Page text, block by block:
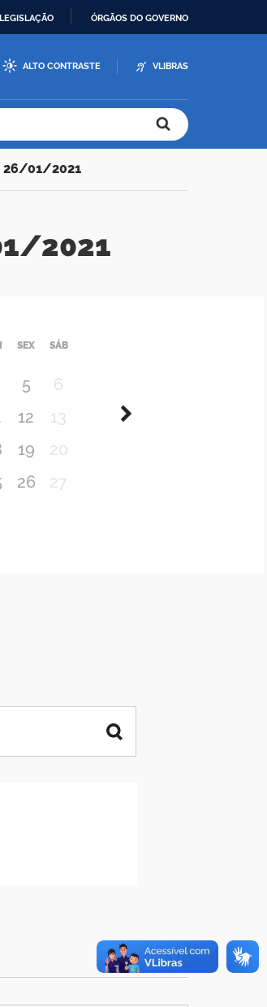
LEGISLAÇÃO ÓRGÃOS DO GOVERNO
ALTO CONTRASTE VLIBRAS
26/01/2021
2021
SEX SÁB
5
6
12
13
19
20
26
27